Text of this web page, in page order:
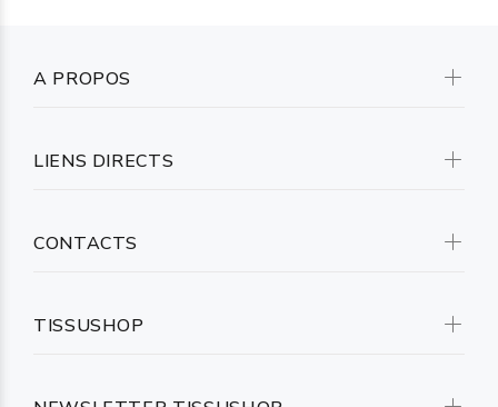
A PROPOS
LIENS DIRECTS
CONTACTS
TISSUSHOP